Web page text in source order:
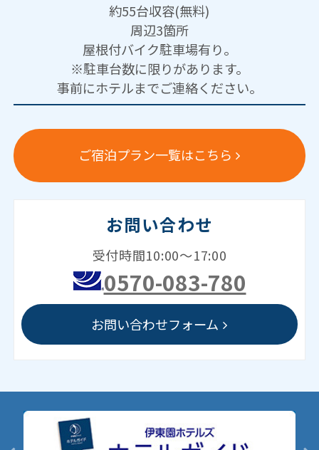
約55台収容(無料)
周辺3箇所
屋根付バイク駐車場有り。
※駐車台数に限りがあります。
事前にホテルまでご連絡ください。
ご宿泊プラン一覧はこちら
お問い合わせ
受付時間10:00～17:00
0570-083-780
お問い合わせフォーム